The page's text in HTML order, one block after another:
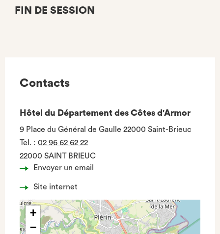
FIN DE SESSION
Contacts
Hôtel du Département des Côtes d'Armor
9 Place du Général de Gaulle 22000 Saint-Brieuc
Tel. : 02 96 62 62 22
22000 SAINT BRIEUC
Envoyer un email
Site internet
+
−